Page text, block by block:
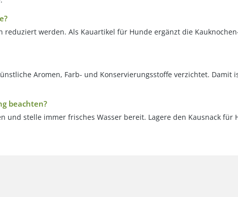
reduziert werden. Als Kauartikel für Hunde ergänzt die
Aromen, Farb- und Konservierungsstoffe verzichtet.
beachten?
und stelle immer frisches Wasser bereit. Lagere den Kausnack